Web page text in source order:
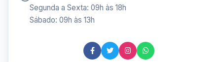
Segunda a Sexta: 09h às 18h
Sábado: 09h às 13h